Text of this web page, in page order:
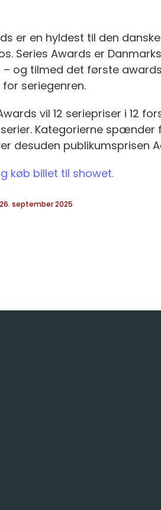
er en hyldest til den
Series Awards er
og tilmed det første
seriegenren.
vil 12 seriepriser i 12
Kategorierne spænder
desuden publikumsprisen
køb billet til showet.
september 2025